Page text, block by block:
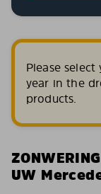
Please
year in the
products.
UW